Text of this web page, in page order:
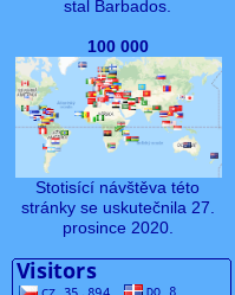
stal Barbados.
100 000
Stotisící návštěva této
stránky se uskutečnila 27.
prosince 2020.